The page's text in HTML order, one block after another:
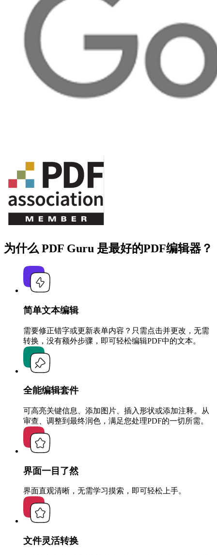
为什么 PDF Guru 是最好的PDF编辑器？
简单文本编辑
需要修正错字或更新表单内容？只需点击并更改，无需
转换，没有额外步骤，即可轻松编辑PDF中的文本。
全能编辑套件
可高亮关键信息、添加图片、插入形状或添加注释。从
审查、调整到最终润色，满足您处理PDF的一切所需。
界面一目了然
界面直观清晰，无需学习摸索，即可轻松上手。
文件灵活转换